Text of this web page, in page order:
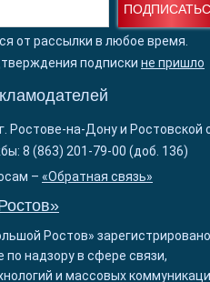
от рассылки в любое время.
подписки не пришло
Ростове-на-Дону и Ростовской
8 (863) 201-79-00 (доб. 136)
– «Обратная связь»
Ростов»
надзору в сфере связи,
и массовых